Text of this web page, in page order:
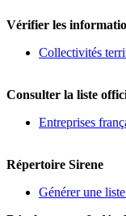
Vérifier les
Collectivités
Consulter la liste
Entreprises
Répertoire Sirene
Générer une